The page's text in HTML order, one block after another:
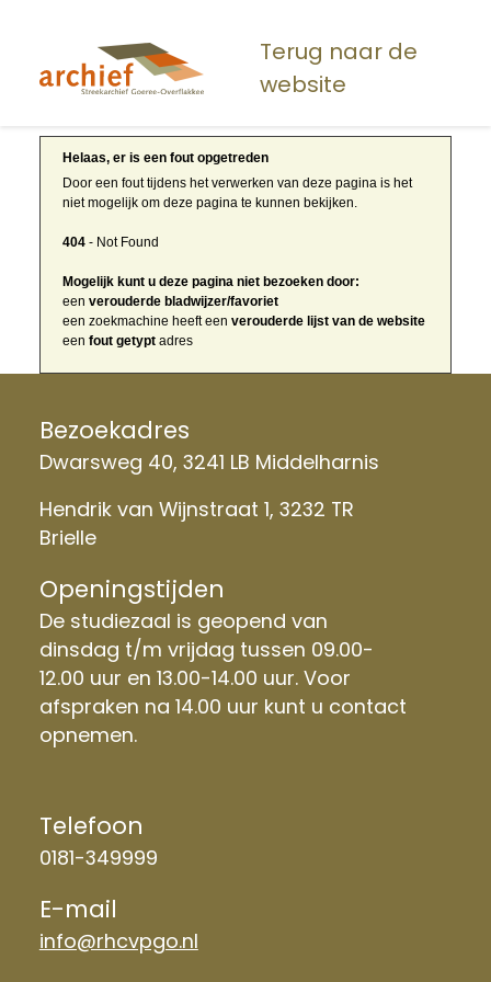
naar
Terug naar de
website
Helaas, er is een fout opgetreden
Door een fout tijdens het verwerken van deze pagina is het
niet mogelijk om deze pagina te kunnen bekijken.
404- Not Found
Mogelijk kunt u deze pagina niet bezoeken door:
een verouderde bladwijzer/favoriet
een zoekmachine heeft een verouderde lijst van de website
een fout getyptadres
Bezoekadres
Dwarsweg 40, 3241 LB Middelharnis
Hendrik van Wijnstraat 1, 3232 TR
Brielle
Openingstijden
De studiezaal is geopend van
dinsdag t/m vrijdag tussen 09.00-
12.00 uur en 13.00-14.00 uur. Voor
afspraken na 14.00 uur kunt u contact
opnemen.
Telefoon
0181-349999
E-mail
info@rhcvpgo.nl